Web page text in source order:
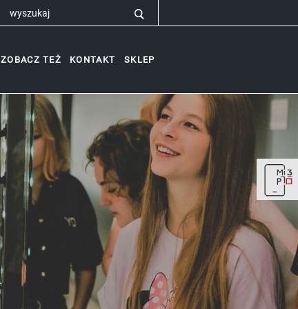
ZOBACZ TEŻ KONTAKT SKLEP